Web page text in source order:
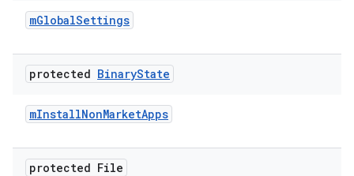
mGlobalSettings
protected BinaryState
mInstallNonMarketApps
protected File